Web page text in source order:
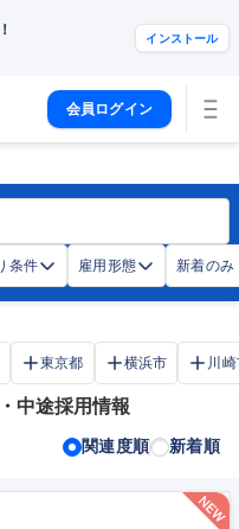
インストール
会員ログイン
条件 雇用形態 新着のみ
東京都 横浜市 川
中途採用情報
関連度順 新着順